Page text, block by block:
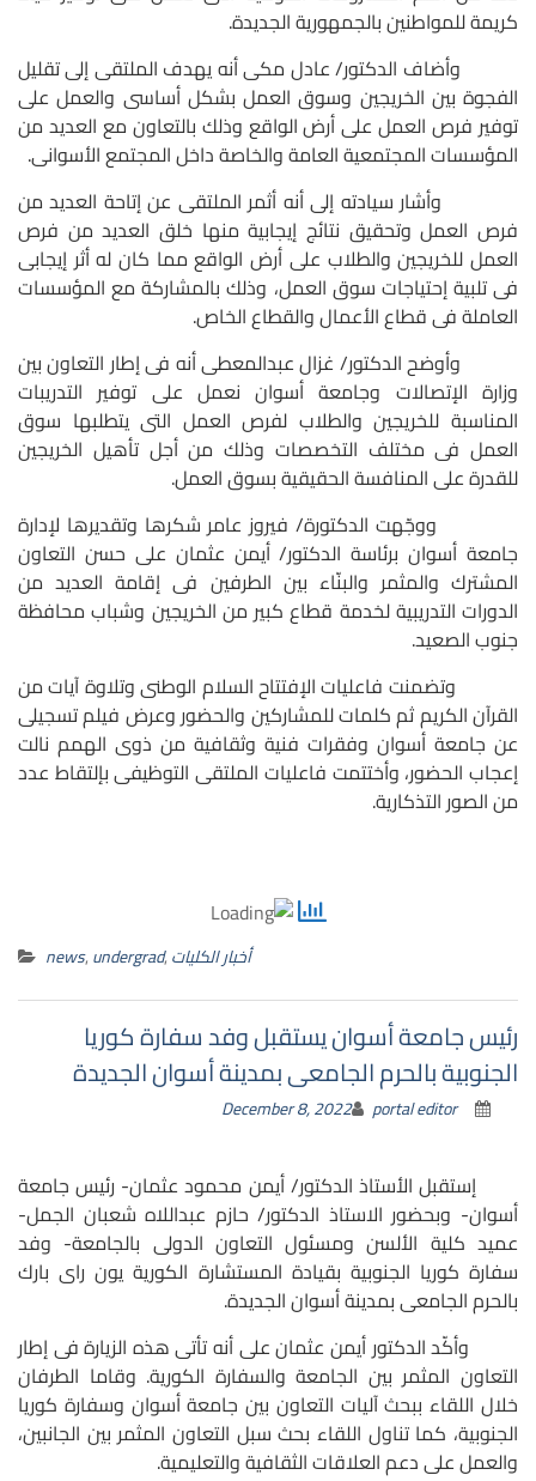
كريمة للمواطنين بالجمهورية الجديدة.
وأضاف الدكتور/ عادل مكى أنه يهدف الملتقى إلى تقليل
الفجوة بين الخريجين وسوق العمل بشكل أساسى والعمل على
توفير فرص العمل على أرض الواقع وذلك بالتعاون مع العديد من
المؤسسات المجتمعية العامة والخاصة داخل المجتمع الأسوانى.
وأشار سيادته إلى أنه أثمر الملتقى عن إتاحة العديد من
فرص العمل وتحقيق نتائج إيجابية منها خلق العديد من فرص
العمل للخريجين والطلاب على أرض الواقع مما كان له أثر إيجابى
فى تلبية إحتياجات سوق العمل، وذلك بالمشاركة مع المؤسسات
العاملة فى قطاع الأعمال والقطاع الخاص.
وأوضح الدكتور/ غزال عبدالمعطى أنه فى إطار التعاون بين
وزارة الإتصالات وجامعة أسوان نعمل على توفير التدريبات
المناسبة للخريجين والطلاب لفرص العمل التى يتطلبها سوق
العمل فى مختلف التخصصات وذلك من أجل تأهيل الخريجين
للقدرة على المنافسة الحقيقية بسوق العمل.
ووجّهت الدكتورة/ فيروز عامر شكرها وتقديرها لإدارة
جامعة أسوان برئاسة الدكتور/ أيمن عثمان على حسن التعاون
المشترك والمثمر والبنّاء بين الطرفين فى إقامة العديد من
الدورات التدريبية لخدمة قطاع كبير من الخريجين وشباب محافظة
جنوب الصعيد.
وتضمنت فاعليات الإفتتاح السلام الوطنى وتلاوة آيات من
القرآن الكريم ثم كلمات للمشاركين والحضور وعرض فيلم تسجيلى
عن جامعة أسوان وفقرات فنية وثقافية من ذوى الهمم نالت
إعجاب الحضور، وأختتمت فاعليات الملتقى التوظيفى بإلتقاط عدد
من الصور التذكارية.
news,undergrad,أخبار الكليات
رئيس جامعة أسوان يستقبل وفد سفارة كوريا
الجنوبية بالحرم الجامعى بمدينة أسوان الجديدة
December 8, 2022 portal editor
إستقبل الأستاذ الدكتور/ أيمن محمود عثمان- رئيس جامعة
أسوان- وبحضور الاستاذ الدكتور/ حازم عبداللاه شعبان الجمل-
عميد كلية الألسن ومسئول التعاون الدولى بالجامعة- وفد
سفارة كوريا الجنوبية بقيادة المستشارة الكورية يون راى بارك
بالحرم الجامعى بمدينة أسوان الجديدة.
وأكّد الدكتور أيمن عثمان على أنه تأتى هذه الزيارة فى إطار
التعاون المثمر بين الجامعة والسفارة الكورية. وقاما الطرفان
خلال اللقاء ببحث آليات التعاون بين جامعة أسوان وسفارة كوريا
الجنوبية، كما تناول اللقاء بحث سبل التعاون المثمر بين الجانبين،
والعمل على دعم العلاقات الثقافية والتعليمية.